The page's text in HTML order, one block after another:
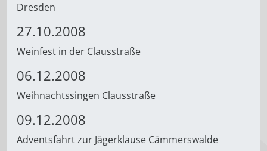
Dresden
27.10.2008
Weinfest in der Clausstraße
06.12.2008
Weihnachtssingen Clausstraße
09.12.2008
Adventsfahrt zur Jägerklause Cämmerswalde